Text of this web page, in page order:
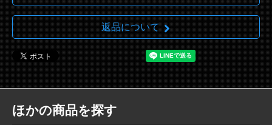
返品について
ほかの商品を探す